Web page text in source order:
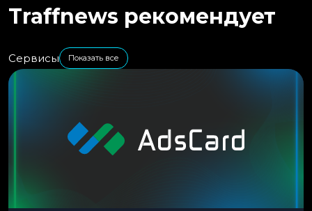
Traffnews рекомендует
Сервисы Показать все